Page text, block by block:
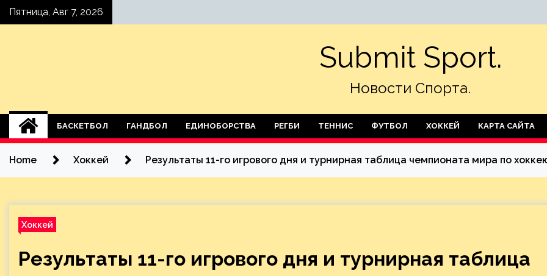
SkipПятница, Авг 7, 2026
Submit Sport.
Новости Спорта.
БАСКЕТБОЛ ГАНДБОЛ ЕДИНОБОРСТВА РЕГБИ ТЕННИС ФУТБОЛ ХОККЕЙ КАРТА САЙТА
Home Хоккей Результаты 11-го игрового дня и турнирная таблица чемпионата мира по
Хоккей
Результаты 11-го игрового дня и турнирная таблица